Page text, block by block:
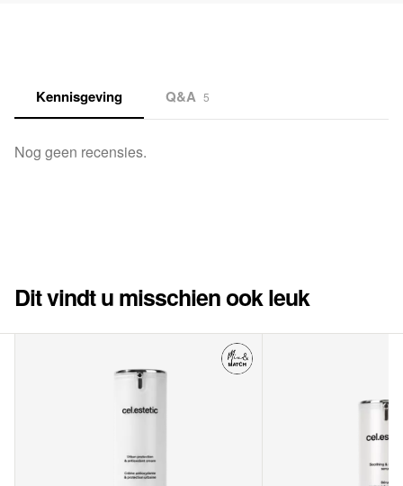
Kennisgeving Q&A 5
Nog geen recensies.
Dit vindt u misschien ook leuk